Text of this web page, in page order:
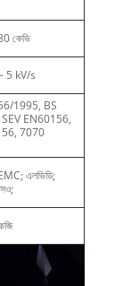
কেভি
5 kV/s
1995, BS
EN60156,
7070
এলভিডি;